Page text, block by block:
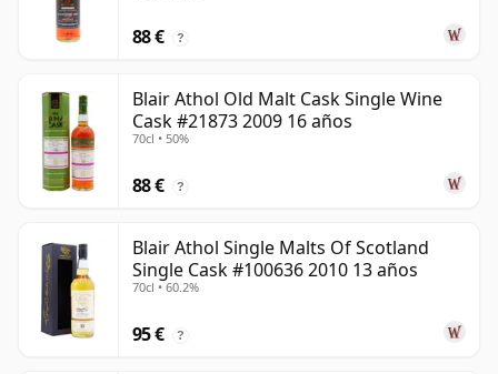
88 € ?
Blair Athol Old Malt Cask Single Wine
Cask #21873 2009 16 años
70cl • 50%
88 € ?
Blair Athol Single Malts Of Scotland
Single Cask #100636 2010 13 años
70cl • 60.2%
95 € ?